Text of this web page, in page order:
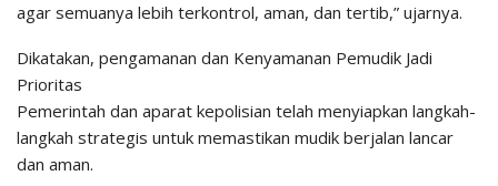
agar semuanya lebih terkontrol, aman, dan tertib,” ujarnya.
Dikatakan, pengamanan dan Kenyamanan Pemudik Jadi
Prioritas
Pemerintah dan aparat kepolisian telah menyiapkan langkah-
langkah strategis untuk memastikan mudik berjalan lancar
dan aman.